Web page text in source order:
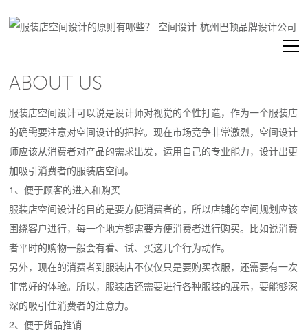
ABOUT US
服装店空间设计可以说是设计师对视觉的个性打造，作为一个服装店
的确需要注意对空间设计的把控。现在市场竞争非常激烈，空间设计
师应该从消费者对产品的需求出发，运用自己的专业能力，设计出更
加吸引消费者的服装店空间。
1、便于顾客的进入和购买
服装店空间设计的目的是要方便消费者的，所以店铺的空间规划应该
围绕客户进行，每一个地方都需要方便消费者进行购买。比如说消费
者平时的购物一般会有看、试、买这几个行为动作。
另外，现在的消费者到服装店不仅仅只是要购买衣服，还需要有一次
非常好的体验。所以，服装店还需要进行各种服装的展示，要能够深
深的吸引住消费者的注意力。
2、便于货品推销